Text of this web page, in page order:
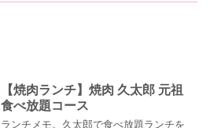
【焼肉ランチ】焼肉 久太郎 元祖
食べ放題コース
ランチメモ。久太郎で食べ放題ランチを